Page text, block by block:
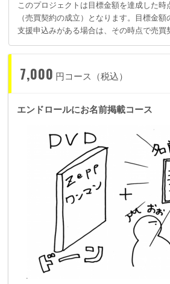
このプロジェクトは目標金額を達成した時
（売買契約の成立）となります。目標金
支援申込みがある場合は、その時点で売買
7,000 円コース（税込）
エンドロールにお名前掲載コース